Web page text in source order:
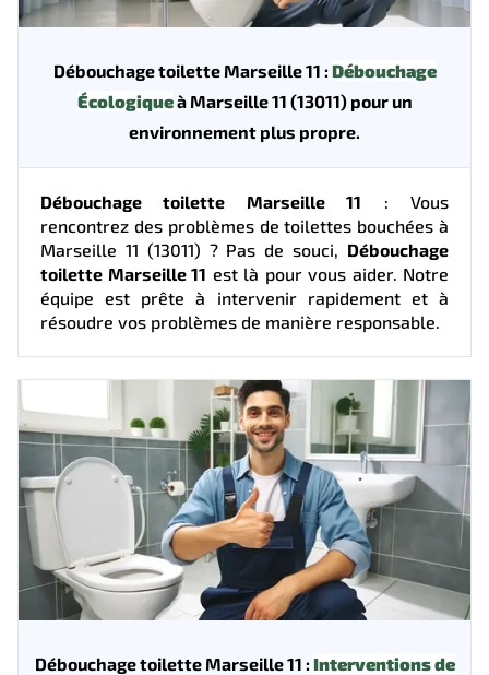
Débouchage toilette Marseille 11 : Débouchage
Écologiqueà Marseille 11 (13011) pour un
environnement plus propre.
Débouchage toilette Marseille 11 : Vous
rencontrez des problèmes de toilettes bouchées à
Marseille 11 (13011) ? Pas de souci, Débouchage
toilette Marseille 11 est là pour vous aider. Notre
équipe est prête à intervenir rapidement et à
résoudre vos problèmes de manière responsable.
Débouchage toilette Marseille 11 : Interventions de